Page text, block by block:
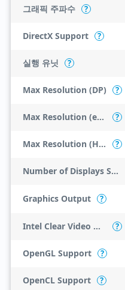
그래픽 주파수 ?
DirectX Support ?
실행 유닛 ?
Max Resolution (DP) ?
Max Resolution (eDP - Integrated Flat Panel) ?
Max Resolution (HDMI) ?
Number of Displays Supported
Graphics Output ?
Intel Clear Video HD Technology ?
OpenGL Support ?
OpenCL Support ?